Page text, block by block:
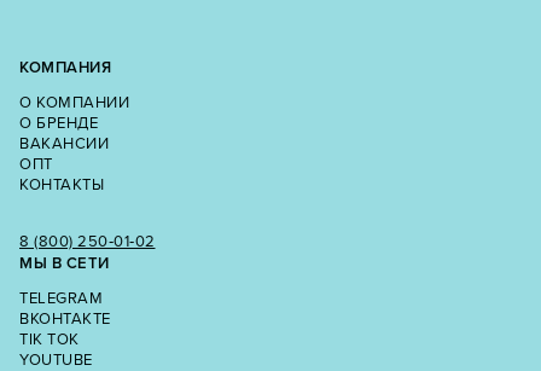
КОМПАНИЯ
О КОМПАНИИ
О БРЕНДЕ
ВАКАНСИИ
ОПТ
КОНТАКТЫ
8 (800) 250‑01‑02
МЫ В СЕТИ
TELEGRAM
ВКОНТАКТЕ
TIK TOK
YOUTUBE